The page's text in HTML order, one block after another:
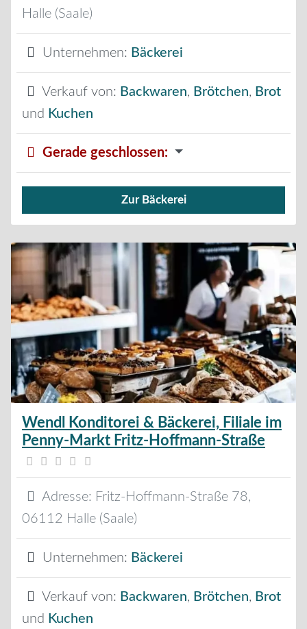
Halle (Saale)
Unternehmen: Bäckerei
Verkauf von: Backwaren, Brötchen, Brot
und Kuchen
Gerade geschlossen:
Verkauf von Brötchen,
Zur Bäckerei
Wendl Konditorei & Bäckerei, Filiale im
Penny-Markt Fritz-Hoffmann-Straße
Adresse: Fritz-Hoffmann-Straße 78,
06112 Halle (Saale)
Unternehmen: Bäckerei
Verkauf von: Backwaren, Brötchen, Brot
und Kuchen